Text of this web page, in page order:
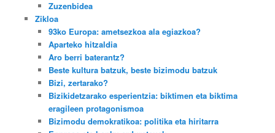
Zuzenbidea
Zikloa
93ko Europa: ametsezkoa ala egiazkoa?
Aparteko hitzaldia
Aro berri baterantz?
Beste kultura batzuk, beste bizimodu batzuk
Bizi, zertarako?
Bizikidetzarako esperientzia: biktimen eta biktima
eragileen protagonismoa
Bizimodu demokratikoa: politika eta hiritarra